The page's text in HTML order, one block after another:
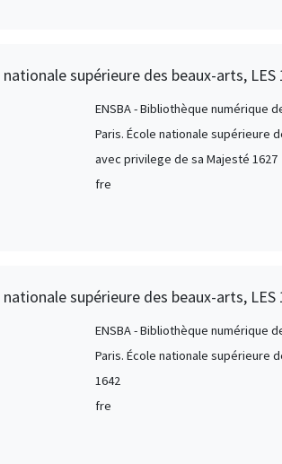
nationale supérieure des beaux-arts, LES
ENSBA - Bibliothèque numérique
Paris. École nationale supérieure
avec privilege de sa Majesté 1627
fre
nationale supérieure des beaux-arts, LES
ENSBA - Bibliothèque numérique
Paris. École nationale supérieure
1642
fre